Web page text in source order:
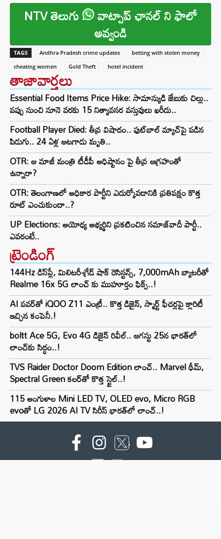
NTV తెలుగు వాట్సాప్ ఛానల్ ని ఫాలో
అవ్వండి
TAGS Andhra Pradesh crime updates
betting with stolen money
cheating women
Gold Theft hotel incident
తాజావార్తలు
Essential Food Items Price Hike: సామాన్యుడి జేబుకు చిల్లు..
పప్పు నుంచి నూనె వరకు 15 నిత్యావసర వస్తువులు ఖరీదు..
Football Player Died: తీవ్ర విషాదం.. ఫుట్‌బాల్ మ్యాచ్‌పై పడిన
పిడుగు.. 24 ఏళ్ల ఆటగాడు మృతి..
OTR: ఆ మాజీ మంత్రి టీడీపీ అధిష్టానం పై తీవ్ర ఆగ్రహంతో
ఉన్నారా?
OTR: తెలంగాణలో అధికార పార్టీని ఎదుర్కోవడానికి ప్రతిపక్షం కొత్త
రూట్‌ ఎంచుకుందా..?
UP Elections: అయోధ్య అభ్యర్థిని ప్రకటించిన సమాజ్‌వాదీ పార్టీ..
ఎవరంటే..
ట్రెండింగ్‌
144Hz డిస్‌ప్లే, మిలిటరీ-గ్రేడ్ షాక్ రెసిస్టన్స్, 7,000mAh బ్యాటరీతో
Realme 16x 5G లాంచ్ కు ముహూర్తం ఫిక్స్..!
AI పవర్‌తో iQOO Z11 ఎంట్రీ.. కొత్త డిజైన్, స్మార్ట్ ఫీచర్లపై క్లారిటీ
ఇచ్చిన కంపెనీ.!
boltt Ace 5G, Evo 4G డిజైన్ రివీల్.. ఆగస్టు 25న భారత్‌లో
లాంచ్‌కు సిద్ధం..!
TVS Raider Doctor Doom Edition లాంచ్.. Marvel థీమ్,
Spectral Green కలర్‌తో కొత్త స్టైల్..!
115 అంగుళాల Mini LED TV, OLED evo, Micro RGB
evoతో LG 2026 AI TV సిరీస్ భారత్‌లో లాంచ్..!